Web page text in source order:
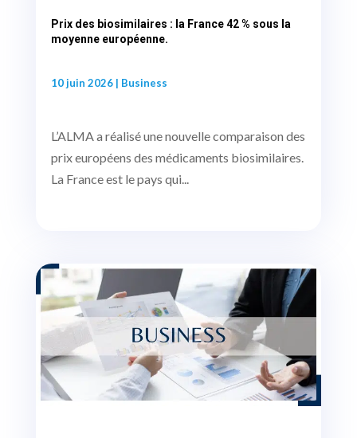
Prix des biosimilaires : la France 42 % sous la
moyenne européenne.
10 juin 2026| Business
L’ALMA a réalisé une nouvelle comparaison des
prix européens des médicaments biosimilaires.
La France est le pays qui...